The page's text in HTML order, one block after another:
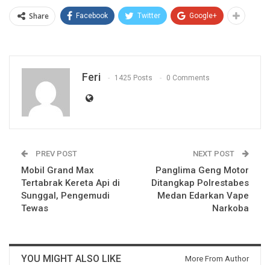
Share Facebook Twitter Google+
Feri 1425 Posts 0 Comments
PREV POST
Mobil Grand Max
Tertabrak Kereta Api di
Sunggal, Pengemudi
Tewas
NEXT POST
Panglima Geng Motor
Ditangkap Polrestabes
Medan Edarkan Vape
Narkoba
YOU MIGHT ALSO LIKE More From Author